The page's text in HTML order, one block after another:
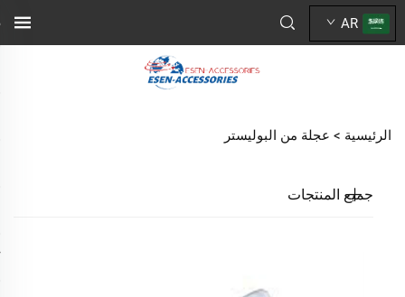
AR
الرئيسية > عجلة من البوليستر
جميع المنتجات